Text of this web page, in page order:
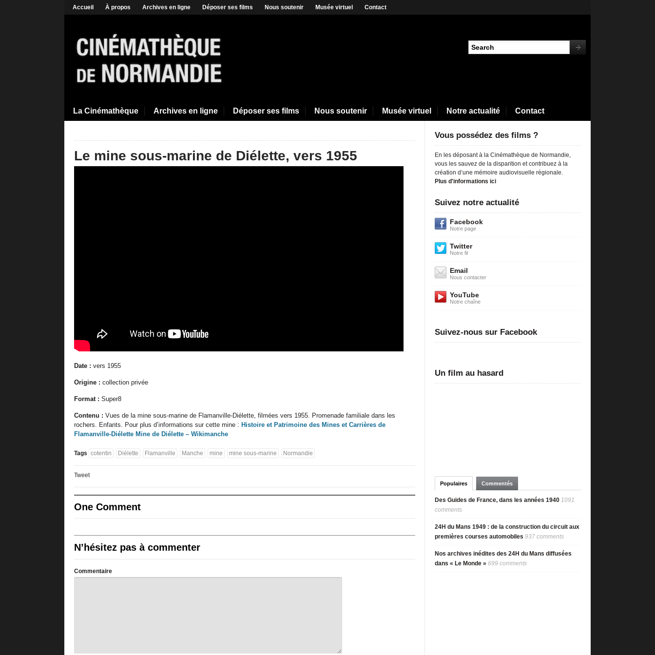
Accueil À propos Archives en ligne Déposer ses films Nous soutenir Musée virtuel Contact
La Cinémathèque Archives en ligne Déposer ses films Nous soutenir Musée virtuel Notre actualité Contact
Le mine sous-marine de Diélette, vers 1955
Date : vers 1955
Origine : collection privée
Format : Super8
Contenu : Vues de la mine sous-marine de Flamanville-Diélette, filmées vers 1955. Promenade familiale dans les
rochers. Enfants. Pour plus d’informations sur cette mine : Histoire et Patrimoine des Mines et Carrières de
Flamanville-Diélette Mine de Diélette – Wikimanche
Tags cotentin Diélette Flamanville Manche mine mine sous-marine Normandie
Tweet
One Comment
N’hésitez pas à commenter
Commentaire
Vous possédez des films ?
En les déposant à la Cinémathèque de Normandie,
vous les sauvez de la disparition et contribuez à la
création d’une mémoire audiovisuelle régionale.
Plus d'informations ici
Suivez notre actualité
Facebook
Notre page
Twitter
Notre fil
Email
Nous contacter
YouTube
Notre chaîne
Suivez-nous sur Facebook
Un film au hasard
Populaires Commentés
Des Guides de France, dans les années 1940 1091
comments
24H du Mans 1949 : de la construction du circuit aux
premières courses automobiles 937 comments
Nos archives inédites des 24H du Mans diffusées
dans « Le Monde » 699 comments